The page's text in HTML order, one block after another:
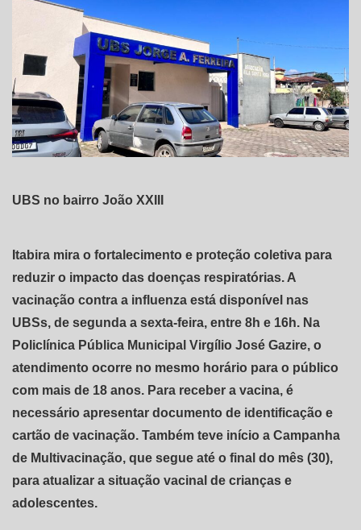
UBS no bairro João XXIII
Itabira mira o fortalecimento e proteção coletiva para
reduzir o impacto das doenças respiratórias. A
vacinação contra a influenza está disponível nas
UBSs, de segunda a sexta-feira, entre 8h e 16h. Na
Policlínica Pública Municipal Virgílio José Gazire, o
atendimento ocorre no mesmo horário para o público
com mais de 18 anos. Para receber a vacina, é
necessário apresentar documento de identificação e
cartão de vacinação. Também teve início a Campanha
de Multivacinação, que segue até o final do mês (30),
para atualizar a situação vacinal de crianças e
adolescentes.